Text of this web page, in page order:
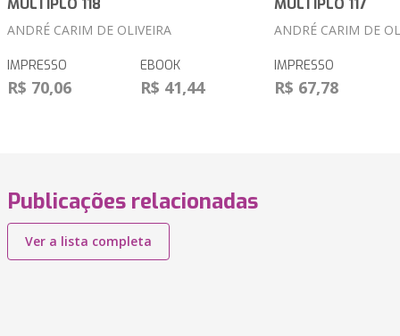
MÚLTIPLO 118
ANDRÉ CARIM DE OLIVEIRA
IMPRESSO
R$ 70,06
EBOOK
R$ 41,44
MÚLTIPLO 117
ANDRÉ CARIM DE
IMPRESSO
R$ 67,78
Publicações relacionadas
Ver a lista completa